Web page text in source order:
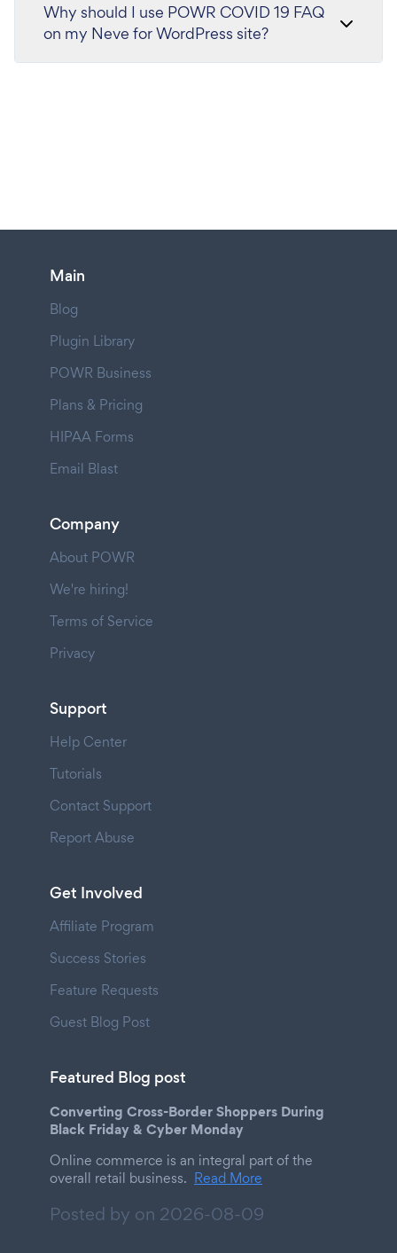
Why should I use POWR COVID 19 FAQ
on my Neve for WordPress site?
Main
Blog
Plugin Library
POWR Business
Plans & Pricing
HIPAA Forms
Email Blast
Company
About POWR
We're hiring!
Terms of Service
Privacy
Support
Help Center
Tutorials
Contact Support
Report Abuse
Get Involved
Affiliate Program
Success Stories
Feature Requests
Guest Blog Post
Featured Blog post
Converting Cross-Border Shoppers During
Black Friday & Cyber Monday
Online commerce is an integral part of the
overall retail business. Read More
Posted by on 2026-08-09